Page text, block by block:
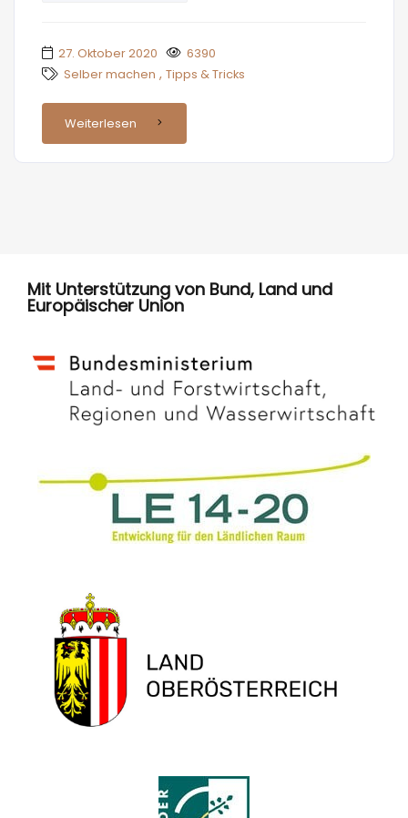
27. Oktober 2020
6390
Selber machen , Tipps & Tricks
Weiterlesen
Mit Unterstützung von Bund, Land und
Europäischer Union